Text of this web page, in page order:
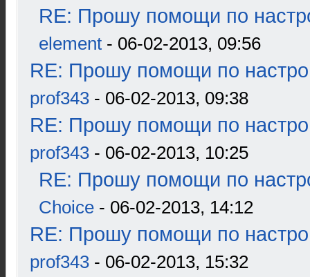
RE: Прошу помощи по
element - 06-02-2013, 09:56
RE: Прошу помощи по
prof343 - 06-02-2013, 09:38
RE: Прошу помощи по
prof343 - 06-02-2013, 10:25
RE: Прошу помощи по
Choice - 06-02-2013, 14:12
RE: Прошу помощи по
prof343 - 06-02-2013, 15:32